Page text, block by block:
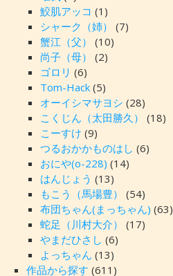
鮫肌アッコ (1)
シャーク（姉）
(7)
蟹江（父）
(10)
尚子（母）
(2)
ゴロリ (6)
Tom-Hack(5)
オーイシマサヨシ (28)
こくじん（太田勝久）
(18)
こーすけ (9)
つるおかかものはし (6)
おにや(o-228) (14)
はんじょう (13)
もこう（馬場豊）
(54)
布団ちゃん(まっちゃん) (63)
蛇足（川村大介）
(17)
やまだひさし (6)
よっちゃん (13)
作品から探す (611)